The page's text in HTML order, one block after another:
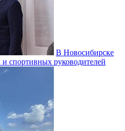
В Новосибирске
спортивных руководителей